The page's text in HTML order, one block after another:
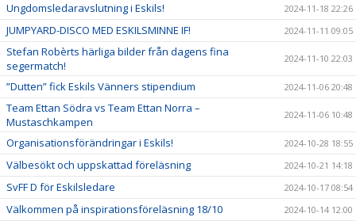
Ungdomsledaravslutning i Eskils! 2024-11-18 22:26
JUMPYARD-DISCO MED ESKILSMINNE IF! 2024-11-11 09:05
Stefan Robèrts härliga bilder från dagens fina
segermatch!
2024-11-10 22:03
”Dutten” fick Eskils Vänners stipendium 2024-11-06 20:48
Team Ettan Södra vs Team Ettan Norra –
Mustaschkampen
2024-11-06 10:48
Organisationsförändringar i Eskils! 2024-10-28 18:55
Välbesökt och uppskattad föreläsning 2024-10-21 14:18
SvFF D för Eskilsledare 2024-10-17 08:54
Välkommen på inspirationsföreläsning 18/10 2024-10-14 12:00